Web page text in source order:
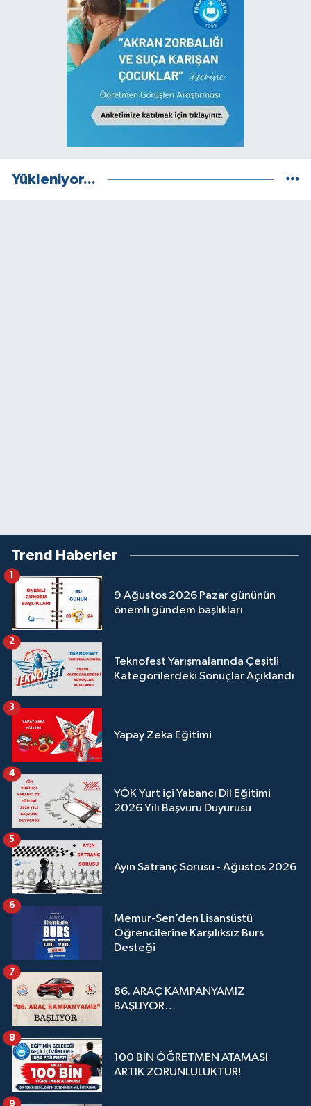
Yükleniyor...
Trend Haberler
9 Ağustos 2026 Pazar gününün
önemli gündem başlıkları
Teknofest Yarışmalarında Çeşitli
Kategorilerdeki Sonuçlar Açıklandı
2
Yapay Zeka Eğitimi
3
YÖK Yurt içi Yabancı Dil Eğitimi
2026 Yılı Başvuru Duyurusu
4
Ayın Satranç Sorusu - Ağustos 2026
5
Memur-Sen’den Lisansüstü
Öğrencilerine Karşılıksız Burs
Desteği
6
86. ARAÇ KAMPANYAMIZ
BAŞLIYOR…
7
100 BİN ÖĞRETMEN ATAMASI
ARTIK ZORUNLULUKTUR!
8
9